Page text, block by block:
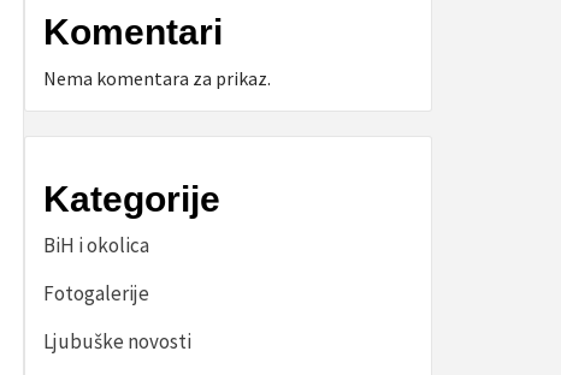
Komentari
Nema komentara za prikaz.
Kategorije
BiH i okolica
Fotogalerije
Ljubuške novosti